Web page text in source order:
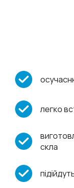
легко
скла